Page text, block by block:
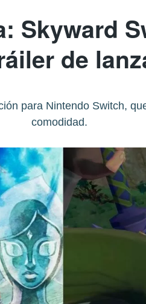
Skyward
de
para Nintendo Switch,
comodidad.